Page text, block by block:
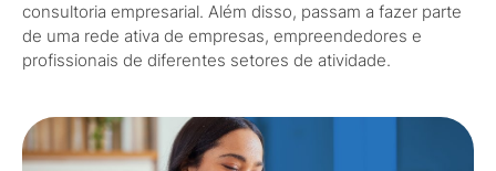
consultoria empresarial. Além disso, passam a fazer parte
de uma rede ativa de empresas, empreendedores e
profissionais de diferentes setores de atividade.